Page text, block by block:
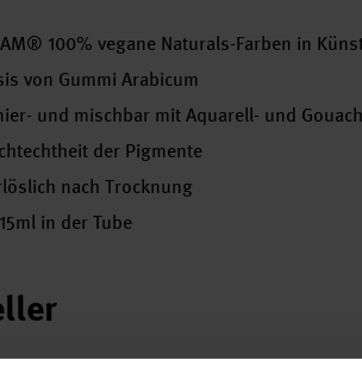
100% vegane Naturals-Farben in
von Gummi Arabicum
und mischbar mit Aquarell- und
der Pigmente
nach Trocknung
in der Tube